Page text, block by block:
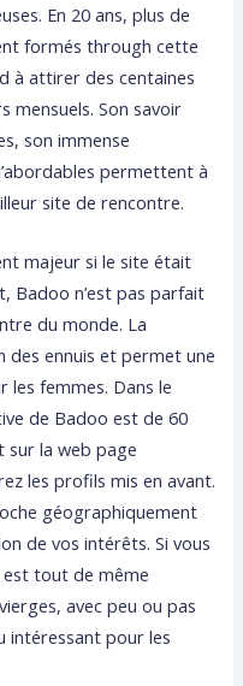
En 20 ans, plus de
formés through cette
à attirer des centaines
mensuels. Son savoir
son immense
permettent à
site de rencontre.
majeur si le site était
Badoo n’est pas parfait
du monde. La
des ennuis et permet une
femmes. Dans le
de Badoo est de 60
sur la web page
les profils mis en avant.
géographiquement
de vos intérêts. Si vous
tout de même
avec peu ou pas
intéressant pour les